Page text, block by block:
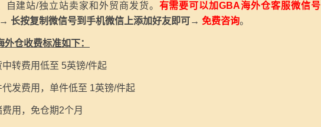
自建站/独立站卖家和外贸商发货。 有需要可以加GBA海外仓客服微信号
→ 长按复制微信号到手机微信上添加好友即可→ 免费咨询。
仓收费标准如下：
中转费用低至 5英镑/件起
代发费用，单件低至 1英镑/件起
用，免仓期2个月